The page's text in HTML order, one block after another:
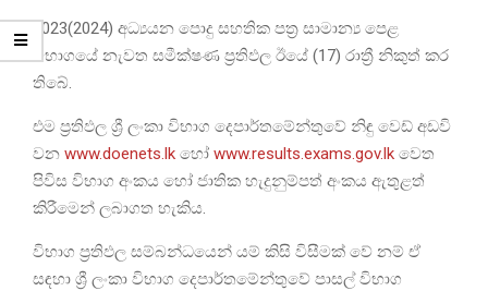
2023(2024) අධ්‍යයන පොදු සහතික පත්‍ර සාමාන්‍ය පෙළ
විභාගයේ නැවත සමීක්ෂණ ප්‍රතිඵල ඊයේ (17) රාත්‍රී නිකුත් කර
තිබේ.
එම ප්‍රතිඵල ශ්‍රී ලංකා විභාග දෙපාර්තමේන්තුවේ නිඳු වෙඩ් අඩවි
වන www.doenets.lk හෝ www.results.exams.gov.lk වෙත
පිවිස විභාග අංකය හෝ ජාතික හැදුනුම්පත් අංකය ඇතුළත්
කිරීමෙන් ලබාගත හැකිය.
විභාග ප්‍රතිඵල සම්බන්ධයෙන් යම් කිසි විසීමක් වේ නම් ඒ
සඳහා ශ්‍රී ලංකා විභාග දෙපාර්තමේන්තුවේ පාසල් විභාග